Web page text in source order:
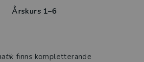
Årskurs 1–6
finns kompletterande